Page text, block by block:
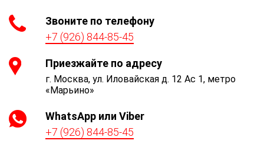
Звоните по телефону
+7 (926) 844-85-45
Приезжайте по адресу
г. Москва, ул. Иловайская д. 12 Ас 1, метро
«Марьино»
WhatsApp или Viber
+7 (926) 844-85-45